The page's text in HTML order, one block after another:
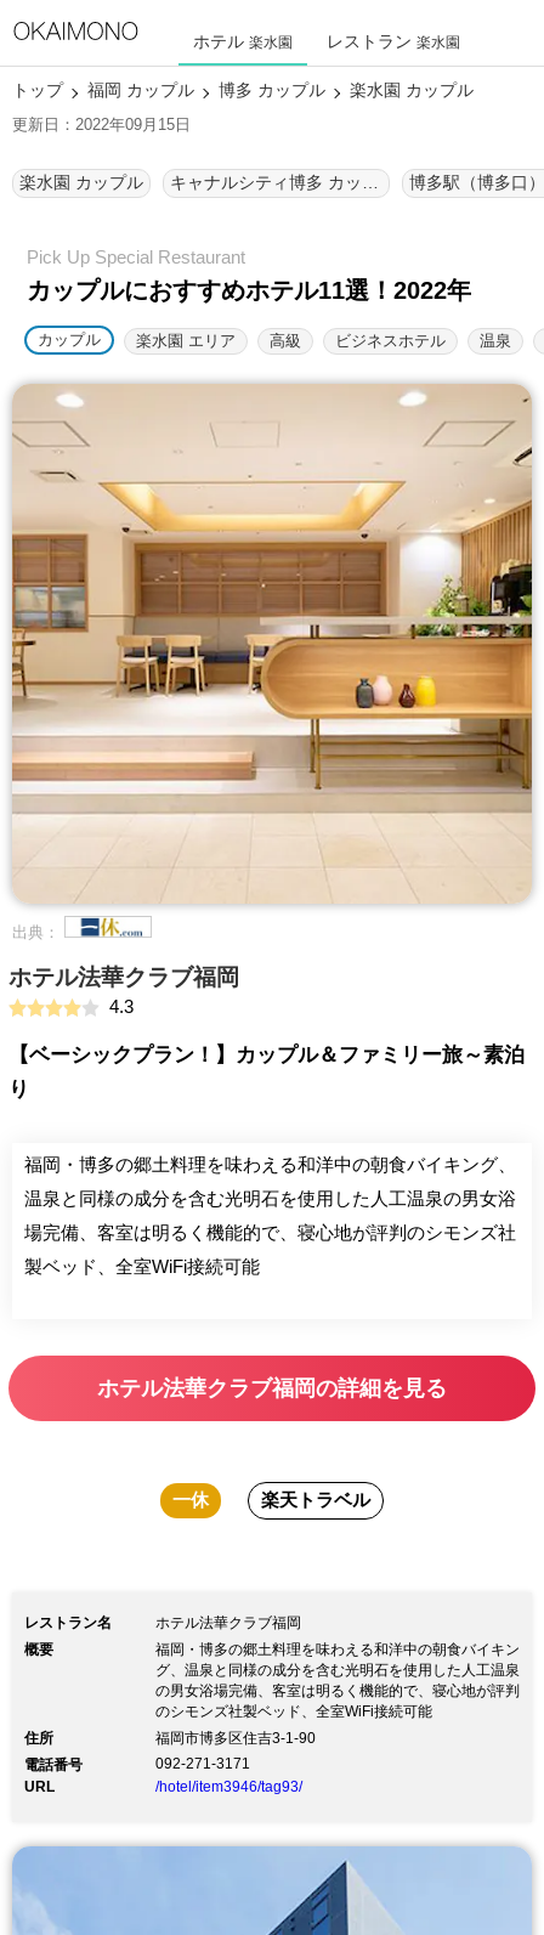
ホテル 楽水園 レストラン 楽水園
トップ 福岡 カップル 博多 カップル 楽水園 カップル
更新日：2022年09月15日
楽水園 カップル 博多駅（博多口
カップルにおすすめホテル11選！2022年
カップル 楽水園 エリア 高級 ビジネスホテル 温泉
出典：
ホテル法華クラブ福岡
4.3
【ベーシックプラン！】カップル＆ファミリー旅～素泊
り
福岡・博多の郷土料理を味わえる和洋中の朝食バイキング、
温泉と同様の成分を含む光明石を使用した人工温泉の男女浴
場完備、客室は明るく機能的で、寝心地が評判のシモンズ社
製ベッド、全室WiFi接続可能
ホテル法華クラブ福岡の詳細を見る
一休 楽天トラベル
レストラン名
ホテル法華クラブ福岡
概要
福岡・博多の郷土料理を味わえる和洋中の朝食バイキン
グ、温泉と同様の成分を含む光明石を使用した人工温泉
の男女浴場完備、客室は明るく機能的で、寝心地が評判
のシモンズ社製ベッド、全室WiFi接続可能
住所
福岡市博多区住吉3-1-90
電話番号
092-271-3171
URL
/hotel/item3946/tag93/